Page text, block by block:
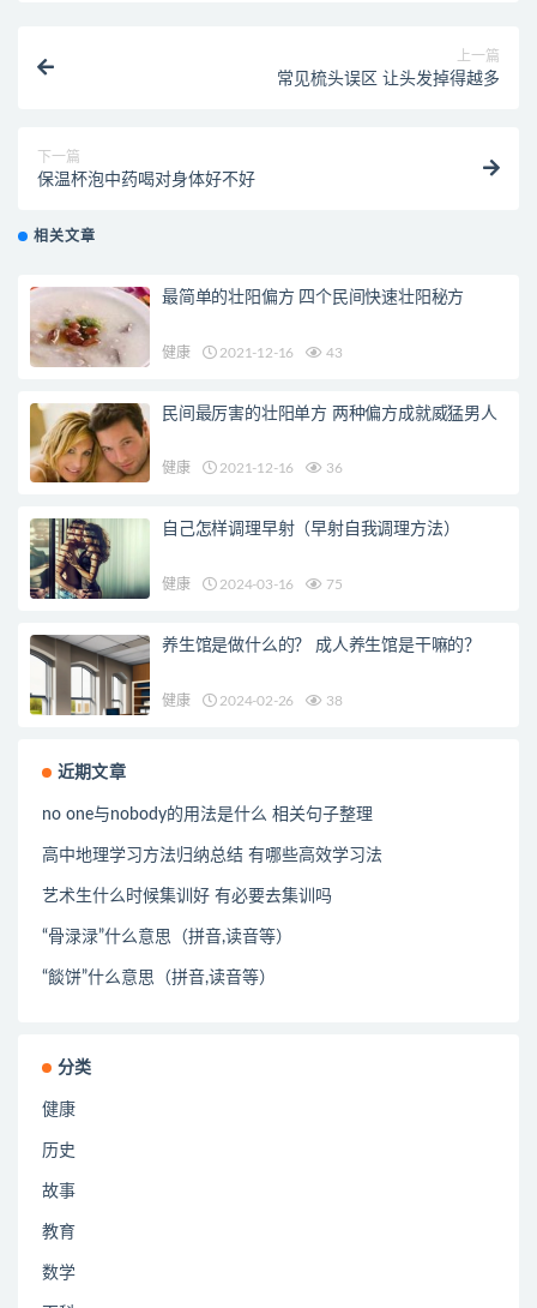
上一篇
常见梳头误区 让头发掉得越多
下一篇
保温杯泡中药喝对身体好不好
相关文章
最简单的壮阳偏方 四个民间快速壮阳秘方
健康 2021-12-16 43
民间最厉害的壮阳单方 两种偏方成就威猛男人
健康 2021-12-16 36
自己怎样调理早射（早射自我调理方法）
健康 2024-03-16 75
养生馆是做什么的？ 成人养生馆是干嘛的？
健康 2024-02-26 38
近期文章
no one与nobody的用法是什么 相关句子整理
高中地理学习方法归纳总结 有哪些高效学习法
艺术生什么时候集训好 有必要去集训吗
“骨渌渌”什么意思（拼音,读音等）
“餤饼”什么意思（拼音,读音等）
分类
健康
历史
故事
教育
数学